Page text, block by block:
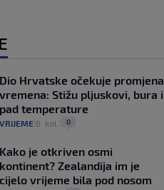
Dio Hrvatske očekuje promjena
vremena: Stižu pljuskovi, bura i
pad temperature
VRIJEME 6. kol. 0
Kako je otkriven osmi
kontinent? Zealandija im je
cijelo vrijeme bila pod nosom